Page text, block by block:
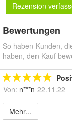
Rezension
Bewertungen
So haben Kunden,
haben, den Kauf
Von: n***n 22.11.22
Mehr...